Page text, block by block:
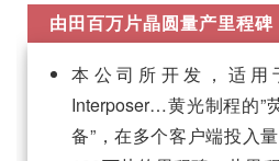
财务报表
公开说明书
股务资讯
股东会
公司年报
问答集
聯絡人
由田百万片晶圆量产里程碑
本公司所开发，适用
Interposer…黄光制程的”
备”，在多个客户端投入